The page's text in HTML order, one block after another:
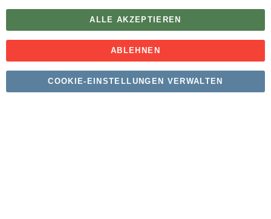
Urheberrecht © 2026 myfitmix. Alle Rechte vorbehalten.
Erstellt vonSKIY31
ALLE AKZEPTIEREN
ABLEHNEN
COOKIE-EINSTELLUNGEN VERWALTEN